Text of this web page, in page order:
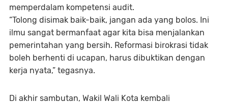
memperdalam kompetensi audit.
“Tolong disimak baik-baik, jangan ada yang bolos. Ini
ilmu sangat bermanfaat agar kita bisa menjalankan
pemerintahan yang bersih. Reformasi birokrasi tidak
boleh berhenti di ucapan, harus dibuktikan dengan
kerja nyata,” tegasnya.
Di akhir sambutan, Wakil Wali Kota kembali